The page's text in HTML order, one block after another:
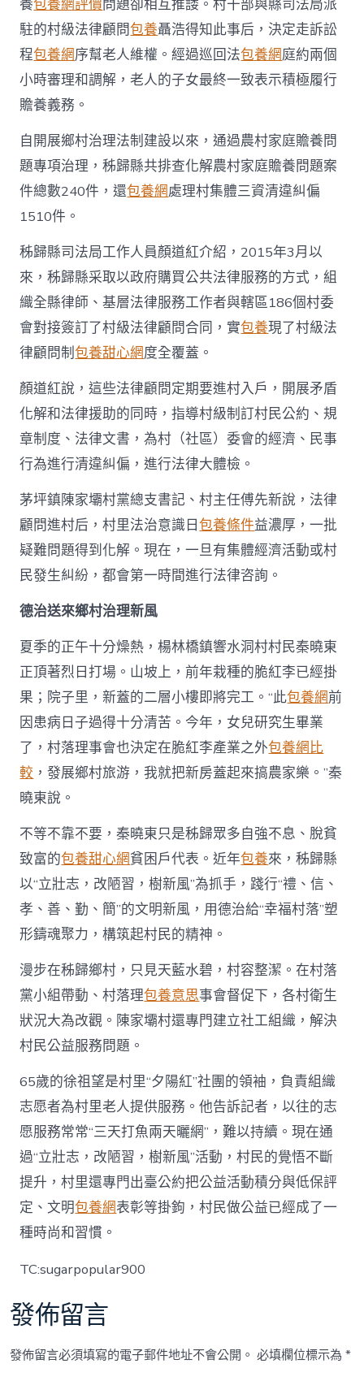
養包養網評價問題卻相互推諉。村干部與縣司法局派
駐的村級法律顧問包養聶浩得知此事后，決定走訴訟
程包養網序幫老人維權。經過巡回法包養網庭約兩個
小時審理和調解，老人的子女最終一致表示積極履行
贍養義務。
自開展鄉村治理法制建設以來，通過農村家庭贍養問
題專項治理，秭歸縣共排查化解農村家庭贍養問題案
件總數240件，還包養網處理村集體三資清違糾偏
1510件。
秭歸縣司法局工作人員顏道紅介紹，2015年3月以
來，秭歸縣采取以政府購買公共法律服務的方式，組
織全縣律師、基層法律服務工作者與轄區186個村委
會對接簽訂了村級法律顧問合同，實包養現了村級法
律顧問制包養甜心網度全覆蓋。
顏道紅說，這些法律顧問定期要進村入戶，開展矛盾
化解和法律援助的同時，指導村級制訂村民公約、規
章制度、法律文書，為村（社區）委會的經濟、民事
行為進行清違糾偏，進行法律大體檢。
茅坪鎮陳家壩村黨總支書記、村主任傅先新說，法律
顧問進村后，村里法治意識日包養條件益濃厚，一批
疑難問題得到化解。現在，一旦有集體經濟活動或村
民發生糾紛，都會第一時間進行法律咨詢。
德治送來鄉村治理新風
夏季的正午十分燥熱，楊林橋鎮響水洞村村民秦曉東
正頂著烈日打場。山坡上，前年栽種的脆紅李已經掛
果；院子里，新蓋的二層小樓即將完工。“此包養網前
因患病日子過得十分清苦。今年，女兒研究生畢業
了，村落理事會也決定在脆紅李產業之外包養網比
較 ，發展鄉村旅游，我就把新房蓋起來搞農家樂。”秦
曉東說。
不等不靠不要，秦曉東只是秭歸眾多自強不息、脫貧
致富的包養甜心網貧困戶代表。近年包養來，秭歸縣
以“立壯志，改陋習，樹新風”為抓手，踐行“禮、信、
孝、善、勤、簡”的文明新風，用德治給“幸福村落”塑
形鑄魂聚力，構筑起村民的精神。
漫步在秭歸鄉村，只見天藍水碧，村容整潔。在村落
黨小組帶動、村落理包養意思事會督促下，各村衛生
狀況大為改觀。陳家壩村還專門建立社工組織，解決
村民公益服務問題。
65歲的徐祖望是村里“夕陽紅”社團的領袖，負責組織
志愿者為村里老人提供服務。他告訴記者，以往的志
愿服務常常“三天打魚兩天曬網”，難以持續。現在通
過“立壯志，改陋習，樹新風”活動，村民的覺悟不斷
提升，村里還專門出臺公約把公益活動積分與低保評
定、文明包養網表彰等掛鉤，村民做公益已經成了一
種時尚和習慣。
TC:sugarpopular900
發佈留言
發佈留言必須填寫的電子郵件地址不會公開。 必填欄位標示為*